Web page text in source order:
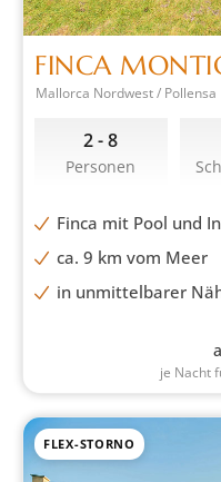
FINCA
Mallorca Nordwest / Pollensa
2 - 8
Personen
Finca mit Pool und
ca. 9 km vom Meer
in unmittelbarer
je Nacht
FLEX-STORNO